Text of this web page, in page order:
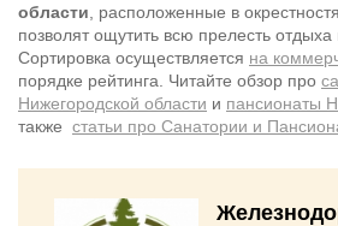
области , расположенные в
позволят ощутить всю прелесть отдыха
Сортировка осуществляется на
порядке рейтинга. Читайте обзор про
Нижегородской области и пансионаты
также статьи про Санатории и